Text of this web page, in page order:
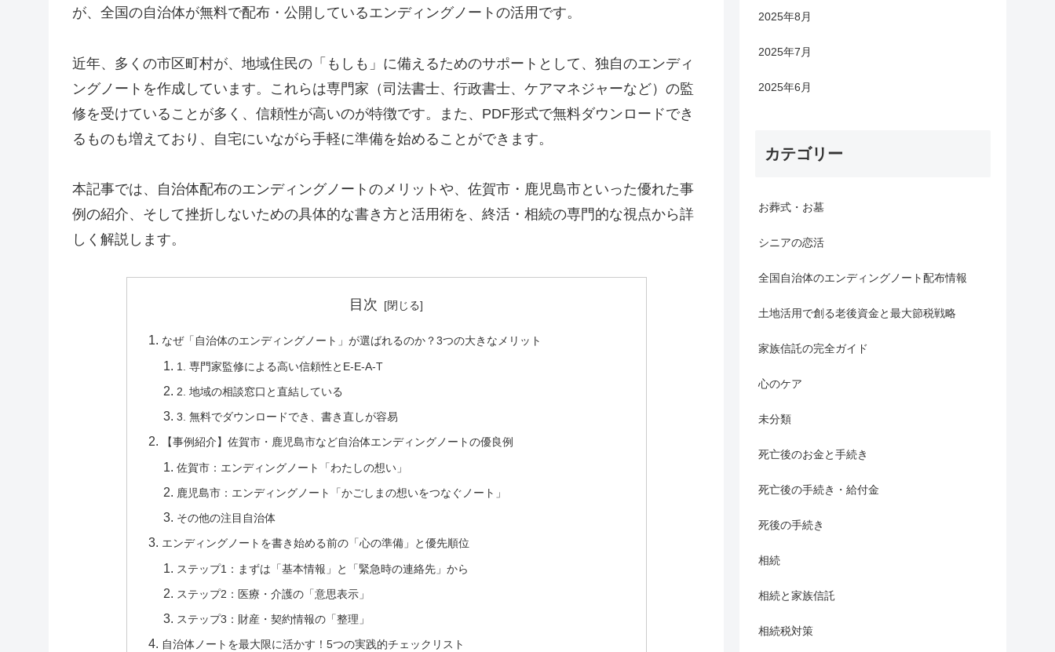
が、全国の自治体が無料で配布・公開しているエンディングノートの活用です。
近年、多くの市区町村が、地域住民の「もしも」に備えるためのサポートとして、独自のエンディ
ングノートを作成しています。これらは専門家（司法書士、行政書士、ケアマネジャーなど）の監
修を受けていることが多く、信頼性が高いのが特徴です。また、PDF形式で無料ダウンロードでき
るものも増えており、自宅にいながら手軽に準備を始めることができます。
本記事では、自治体配布のエンディングノートのメリットや、佐賀市・鹿児島市といった優れた事
例の紹介、そして挫折しないための具体的な書き方と活用術を、終活・相続の専門的な視点から詳
しく解説します。
目次
なぜ「自治体のエンディングノート」が選ばれるのか？3つの大きなメリット
1. 専門家監修による高い信頼性とE-E-A-T
2. 地域の相談窓口と直結している
3. 無料でダウンロードでき、書き直しが容易
【事例紹介】佐賀市・鹿児島市など自治体エンディングノートの優良例
佐賀市：エンディングノート「わたしの想い」
鹿児島市：エンディングノート「かごしまの想いをつなぐノート」
その他の注目自治体
エンディングノートを書き始める前の「心の準備」と優先順位
ステップ1：まずは「基本情報」と「緊急時の連絡先」から
ステップ2：医療・介護の「意思表示」
ステップ3：財産・契約情報の「整理」
自治体ノートを最大限に活かす！5つの実践的チェックリスト
2025年8月
2025年7月
2025年6月
カテゴリー
お葬式・お墓
シニアの恋活
全国自治体のエンディングノート配布情報
土地活用で創る老後資金と最大節税戦略
家族信託の完全ガイド
心のケア
未分類
死亡後のお金と手続き
死亡後の手続き・給付金
死後の手続き
相続
相続と家族信託
相続税対策